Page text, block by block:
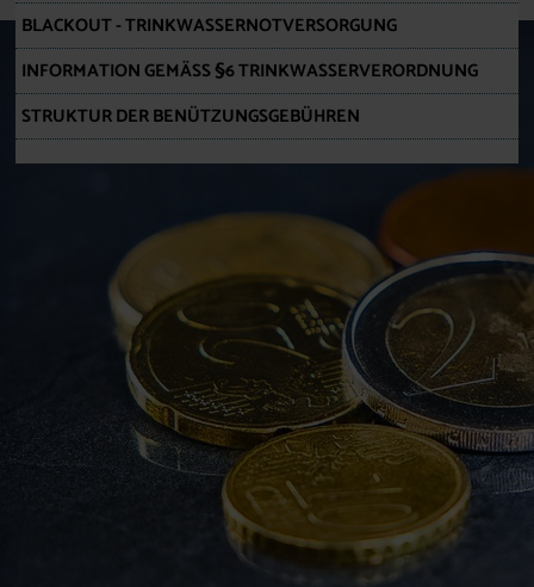
BLACKOUT - TRINKWASSERNOTVERSORGUNG
INFORMATION GEMÄSS §6 TRINKWASSERVERORDNUNG
STRUKTUR DER BENÜTZUNGSGEBÜHREN